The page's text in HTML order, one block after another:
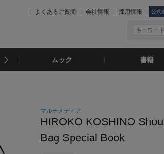
よくあるご質問 会社情報 採用情報 公式
ムック 書籍
マルチメディア
HIROKO KOSHINO
Bag Special Book